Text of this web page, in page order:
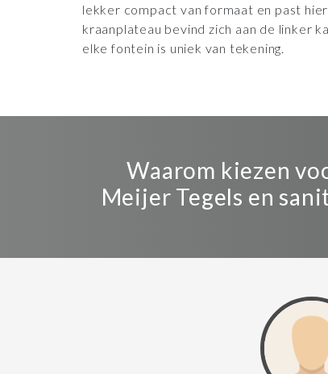
lekker compact van formaat en past
kraanplateau bevind zich aan de linker
elke fontein is uniek van tekening.
Waarom kiezen
Meijer Tegels en